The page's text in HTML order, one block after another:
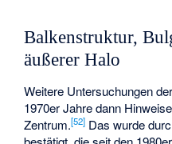
Balkenstruktur,
äußerer Halo
Weitere Untersuchungen
1970er Jahre dann
Zentrum.[52] Das wurde